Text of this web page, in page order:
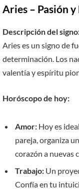
Aries – Pasión
Descripción del
Aries es un signo de
determinación. Los
valentía y espíritu
Horóscopo de hoy:
Amor: Hoy es
pareja, organiza
corazón a nuevas
Trabajo: Un
Confía en tu